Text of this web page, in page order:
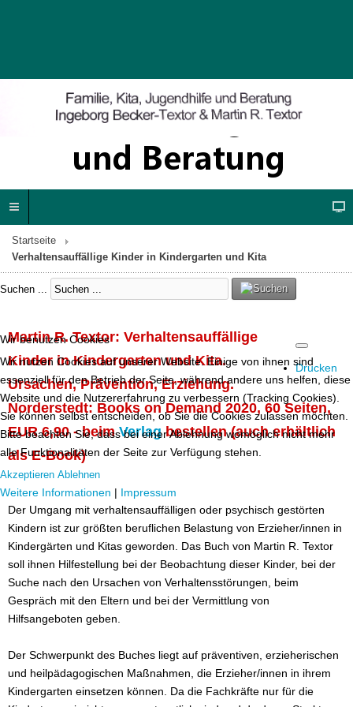
Startseite
Verhaltensauffällige Kinder in Kindergarten und Kita
Suchen ...
Drucken
Martin R. Textor: Verhaltensauffällige
Kinder in Kindergarten und Kita.
Ursachen, Prävention, Erziehung.
Norderstedt: Books on Demand 2020, 60 Seiten,
EUR 6,90 - beimVerlagbestellen (auch erhältlich
als E-Book)
Der Umgang mit verhaltensauffälligen oder psychisch gestörten
Kindern ist zur größten beruflichen Belastung von Erzieher/innen in
Kindergärten und Kitas geworden. Das Buch von Martin R. Textor
soll ihnen Hilfestellung bei der Beobachtung dieser Kinder, bei der
Suche nach den Ursachen von Verhaltensstörungen, beim
Gespräch mit den Eltern und bei der Vermittlung von
Hilfsangeboten geben.
Der Schwerpunkt des Buches liegt auf präventiven, erzieherischen
und heilpädagogischen Maßnahmen, die Erzieher/innen in ihrem
Kindergarten einsetzen können. Da die Fachkräfte nur für die
Wir benutzen Cookies
Wir nutzen Cookies auf unserer Website. Einige von ihnen sind
essenziell für den Betrieb der Seite, während andere uns helfen, diese
Website und die Nutzererfahrung zu verbessern (Tracking Cookies).
Sie können selbst entscheiden, ob Sie die Cookies zulassen möchten.
Bitte beachten Sie, dass bei einer Ablehnung womöglich nicht mehr
alle Funktionalitäten der Seite zur Verfügung stehen.
Akzeptieren Ablehnen
Weitere Informationen | Impressum